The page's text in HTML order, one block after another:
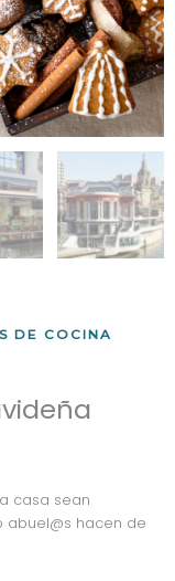
DE COCINA
casa sean
abuel@s hacen de